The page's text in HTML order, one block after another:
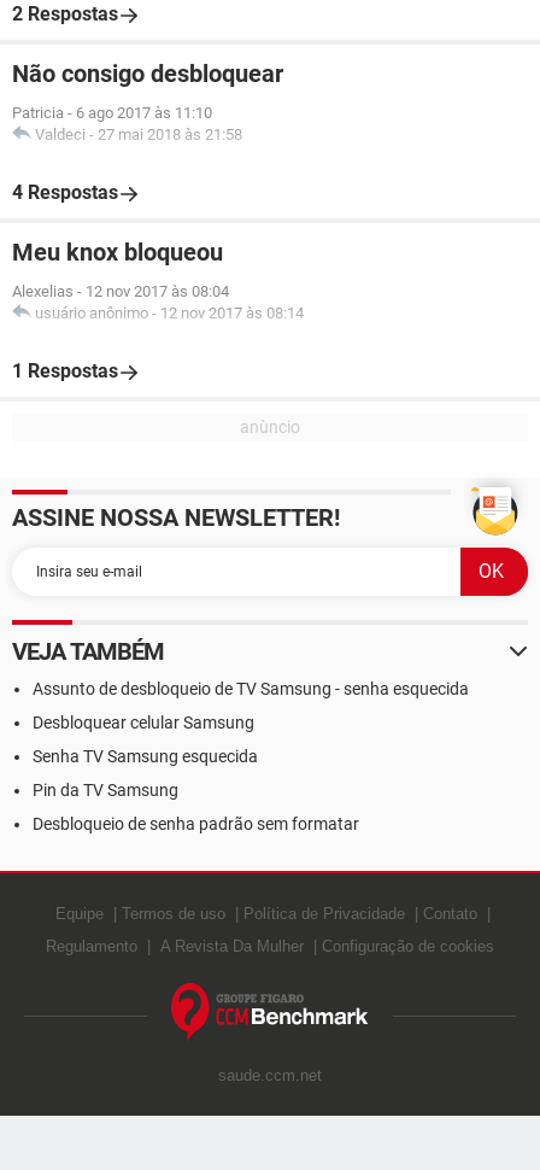
2 Respostas
Não consigo desbloquear
Patricia - 6 ago 2017 às 11:10
Valdeci - 27 mai 2018 às 21:58
4 Respostas
Meu knox bloqueou
Alexelias - 12 nov 2017 às 08:04
usuário anônimo - 12 nov 2017 às 08:14
1 Respostas
ASSINE NOSSA NEWSLETTER!
VEJA TAMBÉM
Assunto de desbloqueio de TV Samsung - senha esquecida
Desbloquear celular Samsung
Senha TV Samsung esquecida
Pin da TV Samsung
Desbloqueio de senha padrão sem formatar
Equipe Termos de uso Política de Privacidade
Contato
Regulamento
A Revista Da Mulher Configuração de cookies
saude.ccm.net